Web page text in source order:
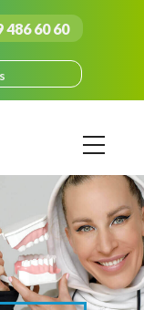
486 60 60